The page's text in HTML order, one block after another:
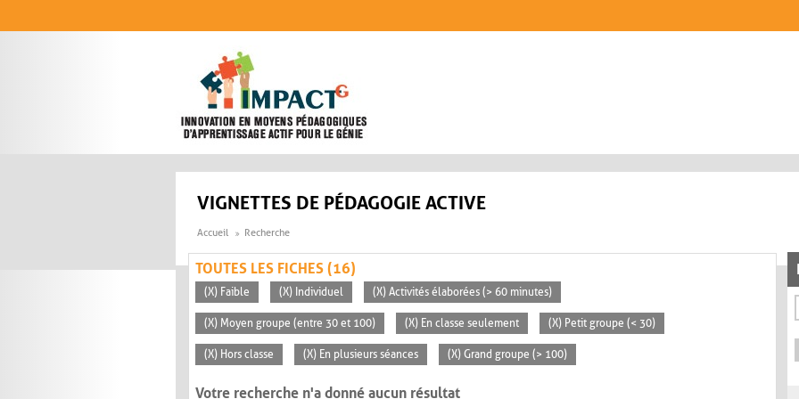
VIGNETTES DE PÉDAGOGIE ACTIVE
Accueil Recherche
TOUTES LES FICHES (16)
(X) Faible (X) Individuel (X) Activités élaborées (> 60 minutes)
(X) Moyen groupe (entre 30 et 100) (X) En classe seulement (X) Petit groupe (< 30)
(X) Hors classe (X) En plusieurs séances (X) Grand groupe (> 100)
Votre recherche n'a donné aucun résultat